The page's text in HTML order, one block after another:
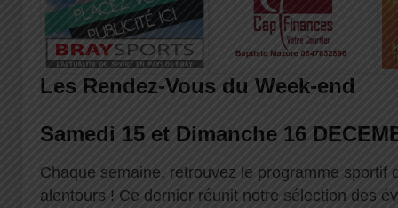
Les Rendez-Vous du Week-end
Samedi 15 et Dimanche 16
Chaque semaine, retrouvez le programme sportif
alentours ! Ce dernier réunit notre sélection des